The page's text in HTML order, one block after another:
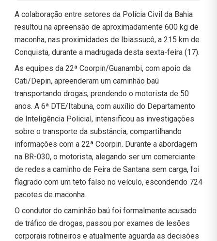
A colaboração entre setores da Polícia Civil da Bahia
resultou na apreensão de aproximadamente 600 kg de
maconha, nas proximidades de Ibiassucê, a 215 km de
Conquista, durante a madrugada desta sexta-feira (17).
As equipes da 22ª Coorpin/Guanambi, com apoio da
Cati/Depin, apreenderam um caminhão baú
transportando drogas, prendendo o motorista de 50
anos. A 6ª DTE/Itabuna, com auxílio do Departamento
de Inteligência Policial, intensificou as investigações
sobre o transporte da substância, compartilhando
informações com a 22ª Coorpin. Durante a abordagem
na BR-030, o motorista, alegando ser um comerciante
de redes a caminho de Feira de Santana sem carga, foi
flagrado com um teto falso no veículo, escondendo 724
pacotes de maconha.
O condutor do caminhão baú foi formalmente acusado
de tráfico de drogas, passou por exames de lesões
corporais rotineiros e atualmente aguarda as decisões